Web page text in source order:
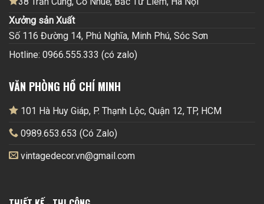
Xưởng sản Xuất
Số 116 Đường 14, Phú Nghĩa, Minh Phú, Sóc Sơn
Hotline: 0966.555.333 (có zalo)
VĂN PHÒNG HỒ CHÍ MINH
101 Hà Huy Giáp, P. Thạnh Lộc, Quận 12, TP, HCM
0989.653.653 (Có Zalo)
vintagedecor.vn@gmail.com